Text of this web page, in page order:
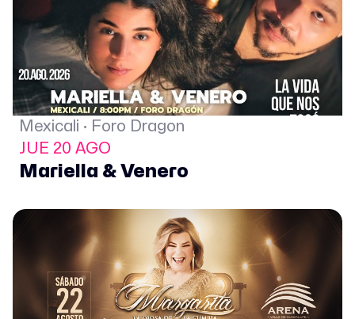
Mexicali · Foro Dragon
JUE 20 AGO
Mariella & Venero